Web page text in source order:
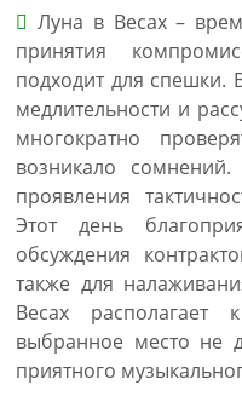
Луна в Весах –
принятия
подходит для спешки.
медлительности и
многократно
возникало
проявления
Этот день
обсуждения
также для
Весах
выбранное место не
приятного